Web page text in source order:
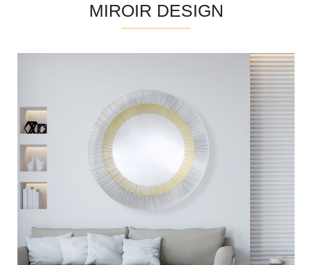
MIROIR DESIGN